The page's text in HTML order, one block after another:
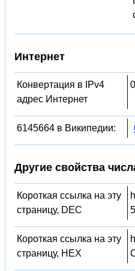
Интернет
Конвертация в IPv4
адрес Интернет
6145664 в Википедии:
Другие свойства
Короткая ссылка на эту
страницу, DEC
Короткая ссылка на эту
страницу, HEX